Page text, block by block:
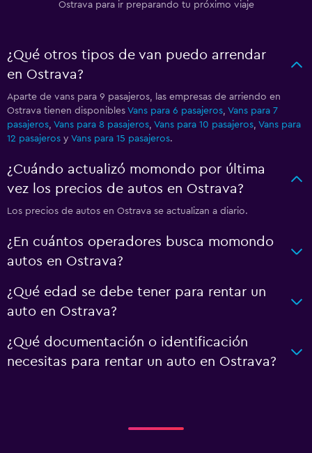
Ostrava para ir preparando tu próximo viaje
¿Qué otros tipos de van puedo arrendar
en Ostrava?
Aparte de vans para 9 pasajeros, las empresas de arriendo en
Ostrava tienen disponibles Vans para 6 pasajeros Vans para 7
pasajeros Vans para 8 pasajeros Vans para 10 pasajeros Vans para
12 pasajeros y Vans para 15 pasajeros.
¿Cuándo actualizó momondo por última
vez los precios de autos en Ostrava?
Los precios de autos en Ostrava se actualizan a diario.
¿En cuántos operadores busca momondo
autos en Ostrava?
¿Qué edad se debe tener para rentar un
auto en Ostrava?
¿Qué documentación o identificación
necesitas para rentar un auto en Ostrava?